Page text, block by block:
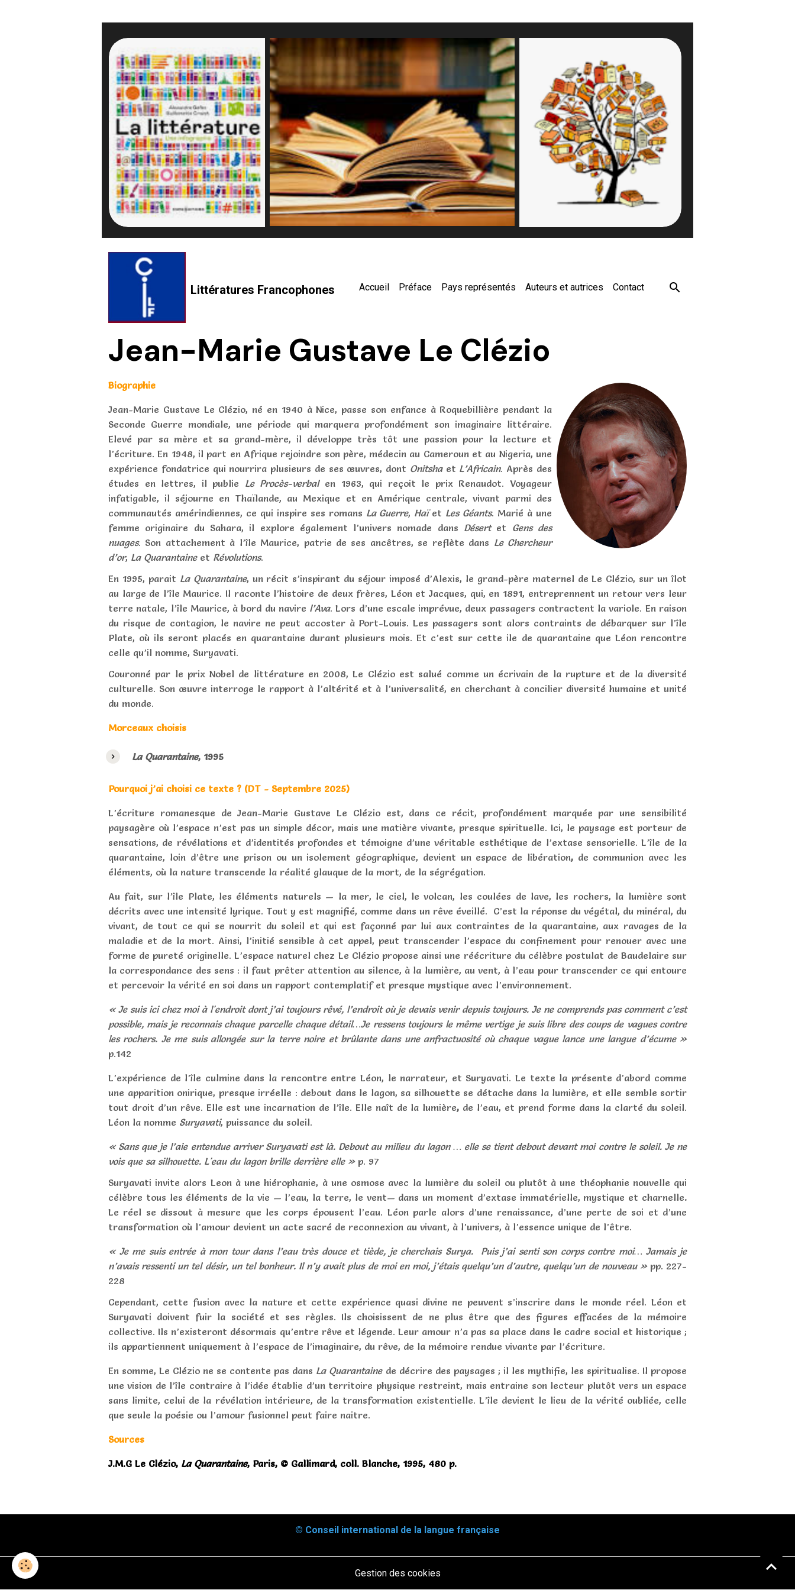
Littératures Francophones Accueil Préface Pays représentés Auteurs et autrices Contact
Jean-Marie Gustave Le Clézio
Biographie
Jean-Marie Gustave Le Clézio, né en 1940 à Nice, passe son enfance à Roquebillière pendant la
Seconde Guerre mondiale, une période qui marquera profondément son imaginaire littéraire.
Elevé par sa mère et sa grand-mère, il développe très tôt une passion pour la lecture et
l’écriture. En 1948, il part en Afrique rejoindre son père, médecin au Cameroun et au Nigeria, une
expérience fondatrice qui nourrira plusieurs de ses œuvres, dont Onitshaet L’Africain. Après des
études en lettres, il publie Le Procès-verbalen 1963, qui reçoit le prix Renaudot. Voyageur
infatigable, il séjourne en Thaïlande, au Mexique et en Amérique centrale, vivant parmi des
communautés amérindiennes, ce qui inspire ses romans La Guerre, Haïet Les Géants. Marié à une
femme originaire du Sahara, il explore également l’univers nomade dans Désertet Gens des
nuages. Son attachement à l’île Maurice, patrie de ses ancêtres, se reflète dans Le Chercheur
d’or, La Quarantaineet Révolutions.
En 1995, parait La Quarantaine, un récit s’inspirant du séjour imposé d’Alexis, le grand-père maternel de Le Clézio, sur un îlot
au large de l’île Maurice. Il raconte l’histoire de deux frères, Léon et Jacques, qui, en 1891, entreprennent un retour vers leur
terre natale, l’île Maurice, à bord du navire l’Ava. Lors d’une escale imprévue, deux passagers contractent la variole. En raison
du risque de contagion, le navire ne peut accoster à Port-Louis. Les passagers sont alors contraints de débarquer sur l’île
Plate, où ils seront placés en quarantaine durant plusieurs mois. Et c’est sur cette ile de quarantaine que Léon rencontre
celle qu’il nomme, Suryavati.
Couronné par le prix Nobel de littérature en 2008, Le Clézio est salué comme un écrivain de la rupture et de la diversité
culturelle. Son œuvre interroge le rapport à l’altérité et à l’universalité, en cherchant à concilier diversité humaine et unité
du monde.
Morceaux choisis
La Quarantaine, 1995
Pourquoi j’ai choisi ce texte ? (DT - Septembre 2025)
L’écriture romanesque de Jean-Marie Gustave Le Clézio est, dans ce récit, profondément marquée par une sensibilité
paysagère où l’espace n’est pas un simple décor, mais une matière vivante, presque spirituelle. Ici, le paysage est porteur de
sensations, de révélations et d’identités profondes et témoigne d’une véritable esthétique de l’extase sensorielle. L’île de la
quarantaine, loin d’être une prison ou un isolement géographique, devient un espace de libération,de communion avec les
éléments, où la nature transcende la réalité glauque de la mort, de la ségrégation.
Au fait, sur l’île Plate, les éléments naturels — la mer, le ciel, le volcan, les coulées de lave, les rochers, la lumière sont
décrits avec une intensité lyrique. Tout y est magnifié, comme dans un rêve éveillé. C’est la réponse du végétal, du minéral, du
vivant, de tout ce qui se nourrit du soleil et qui est façonné par lui aux contraintes de la quarantaine, aux ravages de la
maladie et de la mort. Ainsi, l’initié sensible à cet appel, peut transcender l’espace du confinement pour renouer avec une
forme de pureté originelle. L’espace naturel chez Le Clézio propose ainsi une réécriture du célèbre postulat de Baudelaire sur
la correspondance des sens : il faut prêter attention au silence, à la lumière, au vent, à l’eau pour transcender ce qui entoure
et percevoir la vérité en soi dans un rapport contemplatif et presque mystique avec l’environnement.
« Je suis ici chez moi à l'endroit dont j’ai toujours rêvé, l’endroit où je devais venir depuis toujours. Je ne comprends pas comment c’est
possible, mais je reconnais chaque parcelle chaque détail…Je ressens toujours le même vertige je suis libre des coups de vagues contre
les rochers. Je me suis allongée sur la terre noire et brûlante dans une anfractuosité où chaque vague lance une langue d’écume »
p.142
L’expérience de l’île culmine dans la rencontre entre Léon, le narrateur, et Suryavati. Le texte la présente d’abord comme
une apparition onirique, presque irréelle : debout dans le lagon, sa silhouette se détache dans la lumière, et elle semble sortir
tout droit d’un rêve. Elle est uneincarnation de l’île. Elle naît de la lumière, de l’eau, et prend forme dans la clarté du soleil.
Léon la nomme Suryavati, puissance du soleil.
« Sans que je l’aie entendue arriver Suryavati est là. Debout au milieu du lagon … elle se tient debout devant moi contre le soleil. Je ne
vois que sa silhouette. L'eau du lagon brille derrière elle » p. 97
Suryavati invite alors Leon à une hiérophanie, à une osmose avec la lumière du soleil ou plutôt à une théophanie nouvelle qui
célèbre tous les éléments de la vie — l’eau, la terre, le vent— dans un moment d’extase immatérielle, mystique et charnelle.
Le réel se dissout à mesure que les corps épousent l’eau. Léon parle alors d’une renaissance, d’une perte de soi et d’une
transformation où l’amour devient un acte sacré de reconnexion au vivant, à l’univers, à l’essence unique de l’être.
« Je me suis entrée à mon tour dans l’eau très douce et tiède, je cherchais Surya. Puis j’ai senti son corps contre moi… Jamais je
n’avais ressenti un tel désir, un tel bonheur. Il n’y avait plus de moi en moi, j’étais quelqu’un d’autre, quelqu’un de nouveau »pp. 227-
228
Cependant, cette fusion avec la nature et cette expérience quasi divine ne peuvent s’inscrire dans le monde réel. Léon et
Suryavati doivent fuir la société et ses règles. Ils choisissent de ne plus être que des figures effacées de la mémoire
collective. Ils n’existeront désormais qu’entre rêve et légende. Leur amour n’a pas sa place dans le cadre social et historique ;
ils appartiennent uniquement à l’espace de l’imaginaire, du rêve, de la mémoire rendue vivante par l’écriture.
En somme, Le Clézio ne se contente pas dans La Quarantainede décrire des paysages ; il les mythifie, les spiritualise. Il propose
une vision de l’île contraire à l’idée établie d’un territoire physique restreint, mais entraine son lecteur plutôt vers un espace
sans limite, celui de la révélation intérieure, de la transformation existentielle. L’île devient le lieu de la vérité oubliée, celle
que seule la poésie ou l’amour fusionnel peut faire naitre.
Sources
J.M.G Le Clézio, La Quarantaine, Paris, © Gallimard, coll. Blanche, 1995, 480 p.
© Conseil international de la langue française
Gestion des cookies